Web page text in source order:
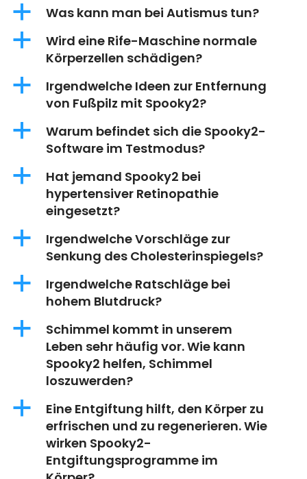
a Was kann man bei Autismus tun?
a
Wird eine Rife-Maschine normale
Körperzellen schädigen?
a
Irgendwelche Ideen zur Entfernung
von Fußpilz mit Spooky2?
a
Warum befindet sich die Spooky2-
Software im Testmodus?
a
Hat jemand Spooky2 bei
hypertensiver Retinopathie
eingesetzt?
a
Irgendwelche Vorschläge zur
Senkung des Cholesterinspiegels?
a
Irgendwelche Ratschläge bei
hohem Blutdruck?
a
Schimmel kommt in unserem
Leben sehr häufig vor. Wie kann
Spooky2 helfen, Schimmel
loszuwerden?
a
Eine Entgiftung hilft, den Körper zu
erfrischen und zu regenerieren. Wie
wirken Spooky2-
Entgiftungsprogramme im